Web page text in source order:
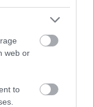
web or
to
és ismét
méterről, majd
lécre. A
nagy
amely 24